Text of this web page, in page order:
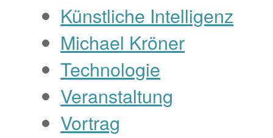
Künstliche Intelligenz
Michael Kröner
Technologie
Veranstaltung
Vortrag